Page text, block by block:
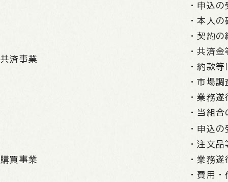
共済事業
・申込の
・本人の
・契約
・共済
・約款
・市場
・業務
・当組
購買事業
・申込の
・注文
・業務
・費用